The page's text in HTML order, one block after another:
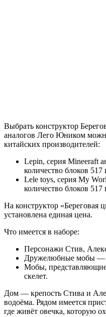
Выбрать конструктор
аналогов Лего Юником
китайских производителей:
Lepin, серия Mineeraft
количество блоков 517
Lele toys, серия My
количество блоков 517
На конструктор
установлена единая цена.
Что имеется в наборе:
Персонажи Стив,
Дружелюбные мобы —
Мобы,
скелет.
Дом — крепость Стива и
водоёма. Рядом имеется
где живёт овечка, которую